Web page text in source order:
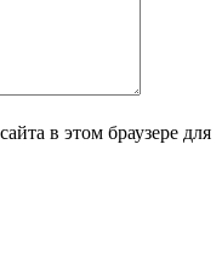
в этом браузере для